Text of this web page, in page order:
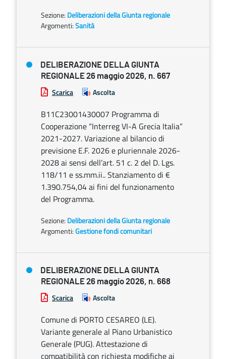
Sezione: Deliberazioni della Giunta regionale
Argomenti:Sanità
DELIBERAZIONE DELLA GIUNTA
REGIONALE 26 maggio 2026, n. 667
Scarica Ascolta
B11C23001430007 Programma di
Cooperazione “Interreg VI-A Grecia Italia”
2021-2027. Variazione al bilancio di
previsione E.F. 2026 e pluriennale 2026-
2028 ai sensi dell’art. 51 c. 2 del D. Lgs.
118/11 e ss.mm.ii.. Stanziamento di €
1.390.754,04 ai fini del funzionamento
del Programma.
Sezione: Deliberazioni della Giunta regionale
Argomenti:Gestione fondi comunitari
DELIBERAZIONE DELLA GIUNTA
REGIONALE 26 maggio 2026, n. 668
Scarica Ascolta
Comune di PORTO CESAREO (LE).
Variante generale al Piano Urbanistico
Generale (PUG). Attestazione di
compatibilità con richiesta modifiche ai